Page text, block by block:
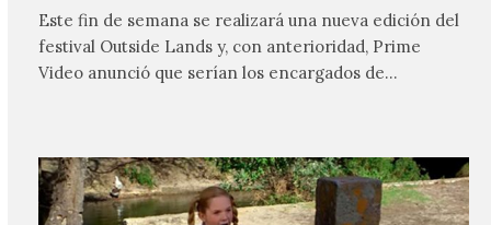
Este fin de semana se realizará una nueva edición del
festival Outside Lands y, con anterioridad, Prime
Video anunció que serían los encargados de